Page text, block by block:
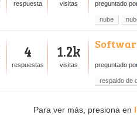
respuesta visitas preguntado
nube
4
respuestas
1.2k
visitas preguntado
respaldo de
Para ver más, presiona en